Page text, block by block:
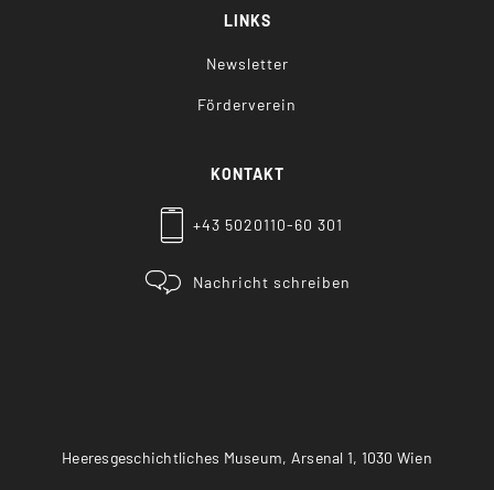
LINKS
Newsletter
Förderverein
KONTAKT
+43 5020110-60 301
Nachricht schreiben
Heeresgeschichtliches Museum, Arsenal 1, 1030 Wien